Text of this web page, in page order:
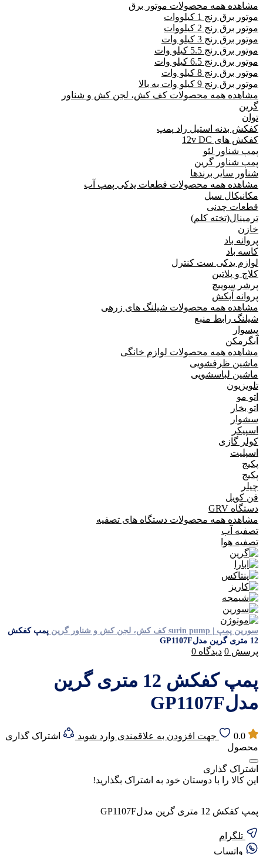
مشاهده همه محصولات موتور برق
موتور برق رنج 1 کیلووات
موتور برق رنج 2 کیلووات
موتور برق رنج 3 کیلو وات
موتور برق رنج 5.5 کیلو وات
موتور برق رنج 6.5 کیلو وات
موتور برق رنج 8 کیلو وات
موتور برق رنج 9 کیلو وات به بالا
مشاهده همه محصولات کف کش، لجن کش و شناور
گرین
توان
کفکش بدنه استیل راد پمپ
کفکش های 12v DC
پمپ شناور لئو
پمپ شناور گرین
شناور سایر برندها
مشاهده همه محصولات قطعات یدکی پمپ آب
مکانیکال سیل
قطعات چدنی
ترمینال(تخته کلم)
خازن
پروانه باد
کاسه باد
لوازم یدکی ست کنترل
کلاچ و پلاتین
پرشر سوییچ
پروانه آبکش
مشاهده همه محصولات شیلنگ های زرهی
شیلنگ رابط منبع
پیسوار
آبگرمکن
مشاهده همه محصولات لوازم خانگی
ماشین ظرفشویی
ماشین لباسشویی
تلویزیون
اتو مو
اتو بخار
سشوار
اسپیکر
کولر گازی
اسپلیت
پکیج
پکیج
چیلر
فن کویل
دستگاه GRV
مشاهده همه محصولات دستگاه های تصفیه
تصفیه آب
تصفیه هوا
سورین پمپ | surin pump کف کش، لجن کش و شناور گرین پمپ کفکش
12 متری گرین مدلGP1107F
پرسش 0 دیدگاه 0
پمپ کفکش 12 متری گرین
مدلGP1107F
0.0 جهت افزودن به علاقمندی وارد شوید
اشتراک گذاری
محصول
اشتراک گذاری
این کالا را با دوستان خود به اشتراک بگذارید!
پمپ کفکش 12 متری گرین مدلGP1107F
تلگرام
واتساپ